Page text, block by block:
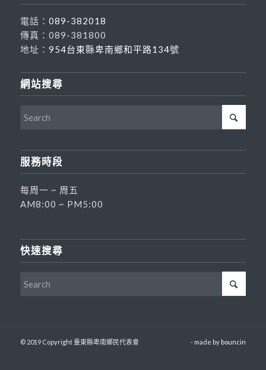
電話： 089-382018
傳真：089-381800
地址： 954台東縣卑南鄉和平路134號
網站搜尋
服務時段
每周一 ~ 周五
AM8:00 ~ PM5:00
快速搜尋
© 2019 Copyright 臺東縣卑南鄉民代表會 - made by bouncin